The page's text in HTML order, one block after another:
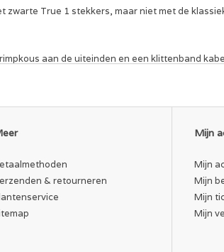
zwarte True 1 stekkers, maar niet met de
aan de uiteinden en een klittenband
& retourneren
Mijn
Mijn
Mijn
Mijn
Mijn